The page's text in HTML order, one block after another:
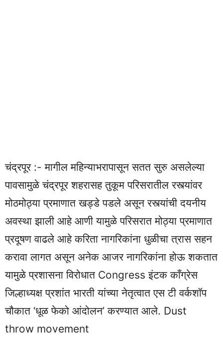
चंद्रपूर :- मागील महिन्याभरापासून सतत सुरु असलेल्या
पावसामुळे चंद्रपूर शहरासह तुकूम परिसरातील रस्त्यांवर
मोठमोठ्या प्रमाणात खड्डे पडले असून रस्त्यांची दयनीय
अवस्था झाली आहे आणी यामुळे परिसरात मोठ्या प्रमाणात
प्रदूषण वाढले आहे करिता नागरिकांना धुळीचा त्रास सहन
करावा लागत असून अनेक आजर नागरिकांना होऊ शकतात
यामुळे प्रशासना विरोधात Congress इंटक काँग्रेस
जिल्हाध्यक्ष प्रशांत भारती यांच्या नेतृत्वात एस टी वर्कशॉप
चौकात ‘धूळ फेको आंदोलन’ करण्यात आले. Dust
throw movement